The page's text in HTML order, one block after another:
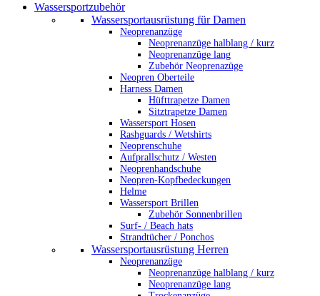
Wassersportzubehör
Wassersportausrüstung für Damen
Neoprenanzüge
Neoprenanzüge halblang / kurz
Neoprenanzüge lang
Zubehör Neoprenazüge
Neopren Oberteile
Harness Damen
Hüfttrapetze Damen
Sitztrapetze Damen
Wassersport Hosen
Rashguards / Wetshirts
Neoprenschuhe
Aufprallschutz / Westen
Neoprenhandschuhe
Neopren-Kopfbedeckungen
Helme
Wassersport Brillen
Zubehör Sonnenbrillen
Surf- / Beach hats
Strandtücher / Ponchos
Wassersportausrüstung Herren
Neoprenanzüge
Neoprenanzüge halblang / kurz
Neoprenanzüge lang